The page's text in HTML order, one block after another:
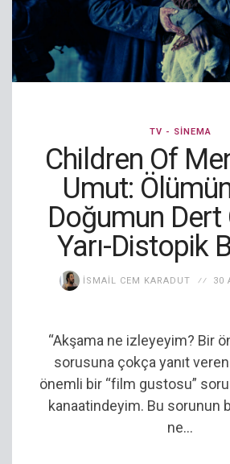
TV - SINEMA
Children Of
Umut:
Doğumun Dert
Yarı-Distopik
İSMAIL CEM KARADUT 30
“Akşama ne izleyeyim? Bir
sorusuna çokça yanıt
önemli bir “film gustosu”
kanaatindeyim. Bu sorunun
ne...